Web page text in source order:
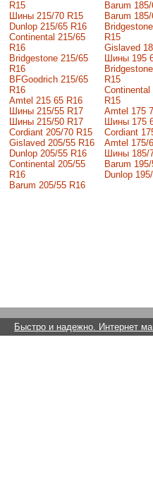
R15
Шины 215/70 R15
Dunlop 215/65 R16
Continental 215/65
R16
Bridgestone 215/65
R16
BFGoodrich 215/65
R16
Amtel 215 65 R16
Шины 215/55 R17
Шины 215/50 R17
Сordiant 205/70 R15
Gislaved 205/55 R16
Dunlop 205/55 R16
Continental 205/55
R16
Barum 205/55 R16
Barum
Barum
R15
Gislaved
Шины 195
R15
Continental
R15
Amtel 175
Шины 175
Cordiant
Amtel 175/
Шины 185/
Barum
Dunlop
Быстро и надежно. Интернет